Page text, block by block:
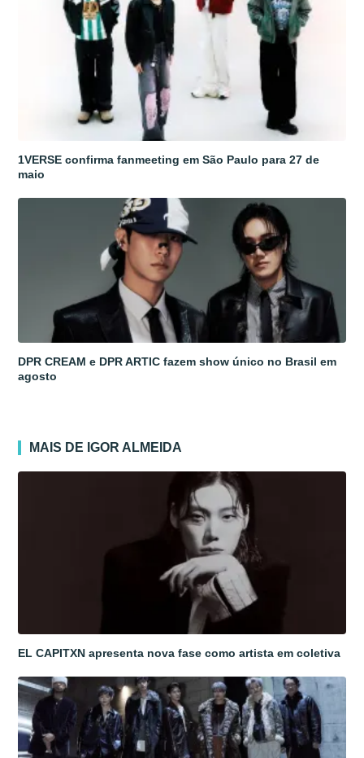
1VERSE confirma fanmeeting em São Paulo para 27 de
maio
DPR CREAM e DPR ARTIC fazem show único no Brasil em
agosto
MAIS DE IGOR ALMEIDA
EL CAPITXN apresenta nova fase como artista em coletiva